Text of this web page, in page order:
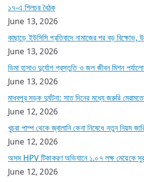
১৭-এ শিলচর বৈঠক
June 13, 2026
কাছাড়ে ইউসিসি প্রতিবাদে নামাজের পর বড় বিক্ষোভ,
June 13, 2026
ডিমা হাসাও দুর্যোগ প্রস্তুতি ও জল জীবন মিশন
June 13, 2026
মাধবপুর সড়ক দুর্ঘটনা: সাত দিনের মধ্যে জরুরি
June 12, 2026
খুচরা পাম্প থেকে জ্বালানি কেনা নিষেধে নতুন নিয়ম
June 12, 2026
অসম HPV টিকাকরণ অভিযানে ১.০৭ লক্ষ মেয়েকে
June 12, 2026